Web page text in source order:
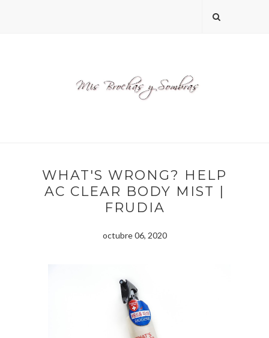
WHAT'S WRONG? HELP
AC CLEAR BODY MIST |
FRUDIA
octubre 06, 2020